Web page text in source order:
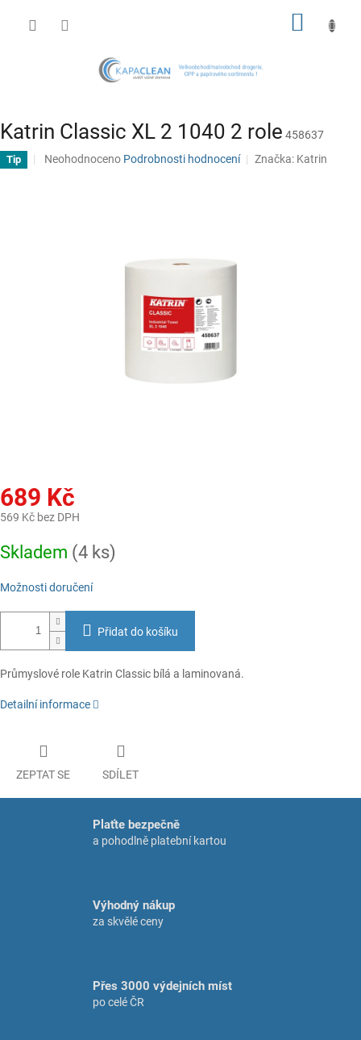
Katrin Classic XL 2 1040 2 role 458637
Tip
Průměrné
Neohodnoceno Podrobnosti hodnocení Značka: Katrin
689 Kč
569 Kč bez DPH
cena:
Skladem (4 ks)
Možnosti doručení
Přidat do košíku
Průmyslové role Katrin Classic bílá a laminovaná.
Detailní informace
ZEPTAT SE SDÍLET
Plaťte bezpečně
a pohodlně platební kartou
Výhodný nákup
za skvělé ceny
Přes 3000 výdejních míst
po celé ČR